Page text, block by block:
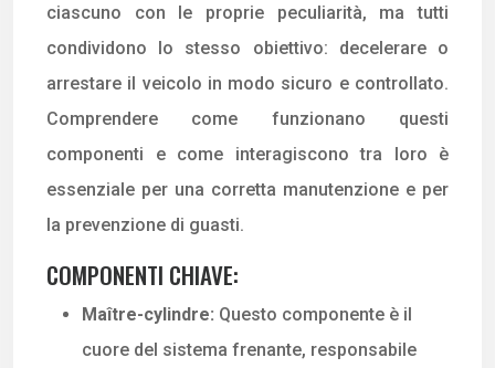
ciascuno con le proprie peculiarità, ma tutti
condividono lo stesso obiettivo: decelerare o
arrestare il veicolo in modo sicuro e controllato.
Comprendere come funzionano questi
componenti e come interagiscono tra loro è
essenziale per una corretta manutenzione e per
la prevenzione di guasti.
COMPONENTI CHIAVE:
Maître-cylindre: Questo componente è il
cuore del sistema frenante, responsabile